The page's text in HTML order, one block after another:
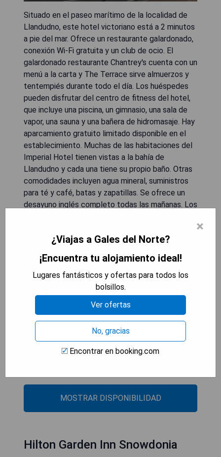
Situado en el paseo marítimo de la localidad de
Llandudno, este hotel victoriano está a 2 minutos
a pie del mar. Ofrece un restaurante galardonado,
conexión Wi-Fi gratuita y un club de ocio. El
galardonado restaurante Chantrey's cuenta con un
menú a la carta y The Terrace sirve almuerzos y
tentempiés durante todo el día. Los huéspedes
pueden disfrutar del centro de fitness del hotel,
que incluye una piscina, un gimnasio, una sala de
vapor, una sauna y una bañera de hidromasaje. Hay
aparcamiento gratuito limitado disponible en el
establecimiento. Muchas de las habitaciones del
Imperial Hotel tienen vistas a la bahía de
Llandudno y cada una tiene su propio baño. Otras
comodidades incluyen agua mineral, suministros
para té y café, batas y zapatillas. Se ofrece un
desayuno inglés completo todas las mañanas. Los
pie del centro de la ciudad de Llandudno y la
estación de trenes Llandudno Rail Station. El
pintoresco Parque Nacional Snowdonia se
encuentra a 45 minutos en coche.
- Ubicación ideal frente al mar
- Restaurante galardonado con opciones gourmet
- Amplias instalaciones deportivas como piscina
- Habitaciones elegantes con vistas panorámicas
- Cerca del centro histórico e ideal para explorar
MOSTRAR DISPONIBILIDAD
Hilton Garden Inn Snowdonia
×
¿Viajas a Gales del Norte?
¡Encuentra tu alojamiento ideal!
Lugares fantásticos y ofertas para todos los
bolsillos.
Ver ofertas
No, gracias
Encontrar en booking.com